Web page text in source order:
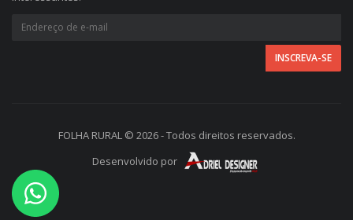
FOLHA RURAL © 2026 - Todos direitos reservados.
Desenvolvido por